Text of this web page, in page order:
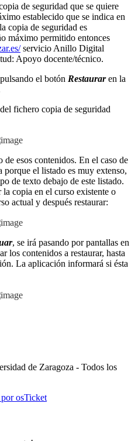
de seguridad que se quiere
establecido que se indica en
copia de seguridad es
máximo permitido entonces
servicio Anillo Digital
Apoyo docente/técnico.
el botón Restauraren la
fichero copia de seguridad
esos contenidos. En el caso de
porque el listado es muy extenso,
de texto debajo de este listado.
copia en el curso existente o
actual y después restaurar:
, se irá pasando por pantallas en
los contenidos a restaurar, hasta
La aplicación informará si ésta
de Zaragoza - Todos los
osTicket